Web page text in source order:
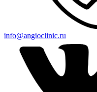
info@angioclinic.ru